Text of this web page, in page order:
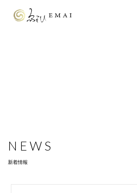
NEWS
新着情報